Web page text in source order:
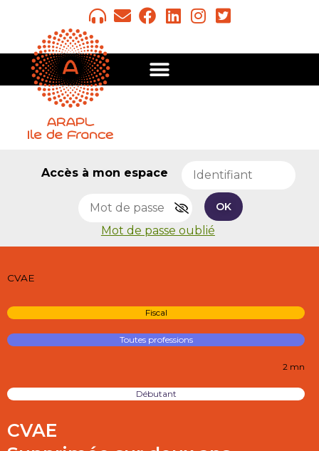
Accès à mon espace
OK
Mot de passe oublié
CVAE
Fiscal
Toutes professions
2 mn
Débutant
CVAE